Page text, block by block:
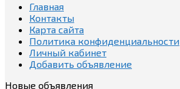
Главная
Контакты
Карта сайта
Политика конфиденциальности
Личный кабинет
Добавить объявление
Новые объявления